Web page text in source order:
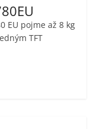
EU pojme až 8 kg
TFT